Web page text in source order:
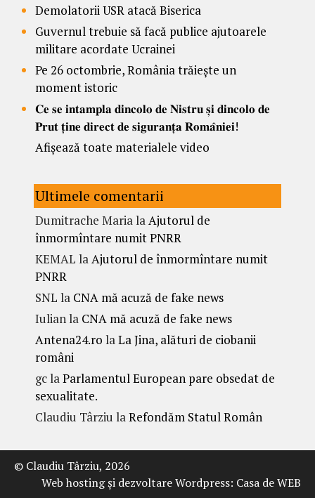
Demolatorii USR atacă Biserica
Guvernul trebuie să facă publice ajutoarele
militare acordate Ucrainei
Pe 26 octombrie, România trăiește un
moment istoric
𝐂𝐞 𝐬𝐞 𝐢𝐧𝐭𝐚𝐦𝐩𝐥𝐚 𝐝𝐢𝐧𝐜𝐨𝐥𝐨 𝐝𝐞 𝐍𝐢𝐬𝐭𝐫𝐮 𝐬̦𝐢 𝐝𝐢𝐧𝐜𝐨𝐥𝐨 𝐝𝐞
𝐏𝐫𝐮𝐭 𝐭̦𝐢𝐧𝐞 𝐝𝐢𝐫𝐞𝐜𝐭 𝐝𝐞 𝐬𝐢𝐠𝐮𝐫𝐚𝐧𝐭̦𝐚 𝐑𝐨𝐦𝐚̂𝐧𝐢𝐞𝐢!
Afișează toate materialele video
Ultimele comentarii
Dumitrache MarialaAjutorul de
înmormîntare numit PNRR
KEMAL laAjutorul de înmormîntare numit
PNRR
SNL la CNA mă acuză de fake news
Iulianla CNA mă acuză de fake news
Antena24.ro laLa Jina, alături de ciobanii
români
gclaParlamentul European pare obsedat de
sexualitate.
Claudiu Târziu laRefondăm Statul Român
© Claudiu Târziu, 2026
Web hosting şi dezvoltare Wordpress: Casa de WEB